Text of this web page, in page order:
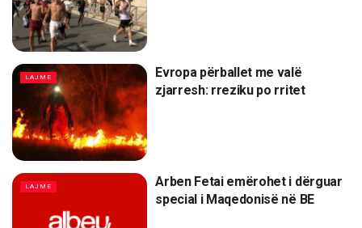
LAJME
Evropa përballet me valë
zjarresh: rreziku po rritet
LAJME
Arben Fetai emërohet i dërguar
special i Maqedonisë në BE